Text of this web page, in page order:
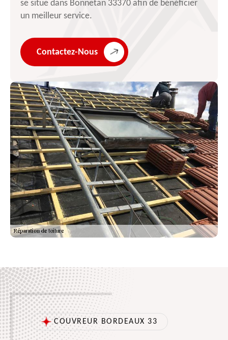
se situe dans Bonnetan 33370 afin de bénéficier
un meilleur service.
Contactez-Nous
COUVREUR BORDEAUX 33